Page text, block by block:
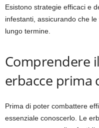
Esistono strategie efficaci e
infestanti, assicurando che
lungo termine.
Comprendere
erbacce prima
Prima di poter combattere
essenziale conoscerlo. Le